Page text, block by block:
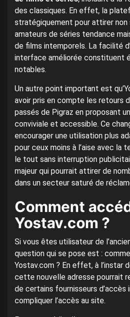
des classiques. En effet, la
stratégiquement pour attirer non
amateurs de séries tendance
de films intemporels. La facilité
interface améliorée constituent
notables.
Un autre point important est
avoir pris en compte les retours
passés de Pigraz en proposant
conviviale et accessible. Ce
encourager une utilisation plus
pour ceux moins à l’aise avec la
le tout sans interruption
majeur qui pourrait attirer de
dans un secteur saturé de
Comment
Yostav.com ?
Si vous êtes utilisateur de
question qui se pose est :
Yostav.com ? En effet, à l’instar
cette nouvelle adresse pourrait
de certains fournisseurs
compliquer l’accès au site.